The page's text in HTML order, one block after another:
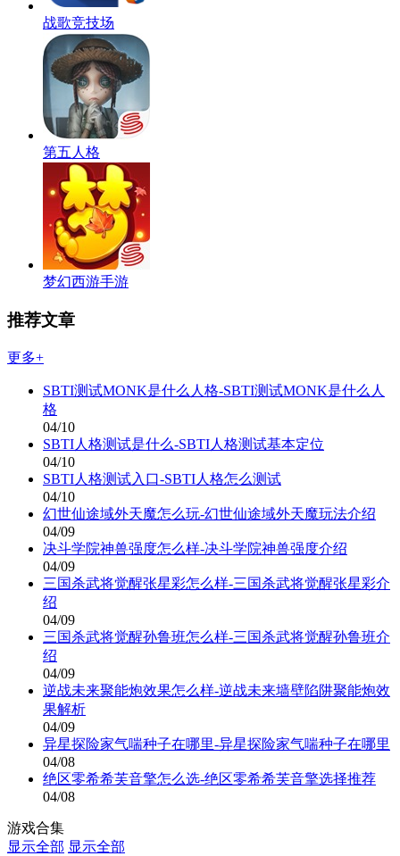
战歌竞技场
第五人格
梦幻西游手游
推荐文章
更多+
SBTI测试MONK是什么人格-SBTI测试MONK是什么人
格
04/10
SBTI人格测试是什么-SBTI人格测试基本定位
04/10
SBTI人格测试入口-SBTI人格怎么测试
04/10
幻世仙途域外天魔怎么玩-幻世仙途域外天魔玩法介绍
04/09
决斗学院神兽强度怎么样-决斗学院神兽强度介绍
04/09
三国杀武将觉醒张星彩怎么样-三国杀武将觉醒张星彩介
绍
04/09
三国杀武将觉醒孙鲁班怎么样-三国杀武将觉醒孙鲁班介
绍
04/09
逆战未来聚能炮效果怎么样-逆战未来墙壁陷阱聚能炮效
果解析
04/09
异星探险家气喘种子在哪里-异星探险家气喘种子在哪里
04/08
绝区零希希芙音擎怎么选-绝区零希希芙音擎选择推荐
04/08
游戏合集
显示全部 显示全部